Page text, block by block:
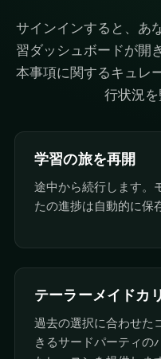
サインインすると、あ
習ダッシュボードが開
本事項に関するキュレ
行状況を
学習の旅を再開
途中から続行します。
たの進捗は自動的に保
テーラーメイドカ
過去の選択に合わせた
きるサードパーティの